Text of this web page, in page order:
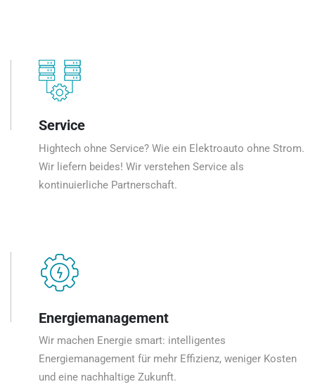
Service
Hightech ohne Service? Wie ein Elektroauto ohne Strom.
Wir liefern beides! Wir verstehen Service als
kontinuierliche Partnerschaft.
Energiemanagement
Wir machen Energie smart: intelligentes
Energiemanagement für mehr Effizienz, weniger Kosten
und eine nachhaltige Zukunft.